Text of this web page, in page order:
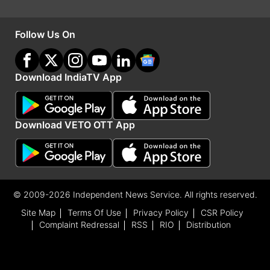
था
इंदिरा IVF हॉस्पिटल लिमिटेड ने सेबी के पास पेपर दाखिल
करने के बाद कहा था कि पहले से दाखिल ड्राफ्ट रेड हेरिंग
Follow Us On
Download IndiaTV App
Download VETO OTT App
© 2009-2026 Independent News Service. All rights reserved.
Site Map
Terms Of Use Privacy Policy
CSR Policy
Complaint Redressal
RSS RIO Distribution